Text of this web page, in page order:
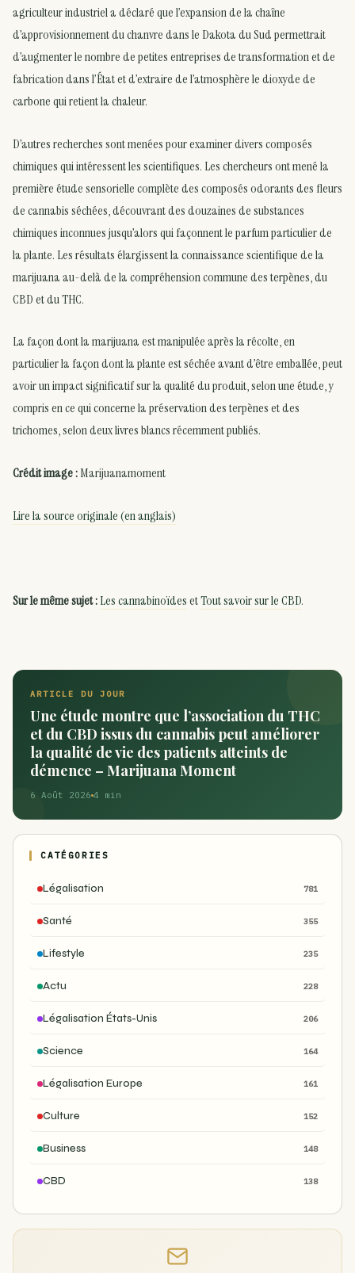
agriculteur industriel a déclaré que l’expansion de la chaîne
d’approvisionnement du chanvre dans le Dakota du Sud permettrait
d’augmenter le nombre de petites entreprises de transformation et de
fabrication dans l’État et d’extraire de l’atmosphère le dioxyde de
carbone qui retient la chaleur.
D’autres recherches sont menées pour examiner divers composés
chimiques qui intéressent les scientifiques. Les chercheurs ont mené la
première étude sensorielle complète des composés odorants des fleurs
de cannabis séchées, découvrant des douzaines de substances
chimiques inconnues jusqu’alors qui façonnent le parfum particulier de
la plante. Les résultats élargissent la connaissance scientifique de la
marijuana au-delà de la compréhension commune des terpènes, du
CBD et du THC.
La façon dont la marijuana est manipulée après la récolte, en
particulier la façon dont la plante est séchée avant d’être emballée, peut
avoir un impact significatif sur la qualité du produit, selon une étude, y
compris en ce qui concerne la préservation des terpènes et des
trichomes, selon deux livres blancs récemment publiés.
Crédit image :Marijuanamoment
Lire la source originale (en anglais)
Sur le même sujet :Les cannabinoïdesetTout savoir sur le CBD.
ARTICLE DU JOUR
Une étude montre que l’association du THC
et du CBD issus du cannabis peut améliorer
la qualité de vie des patients atteints de
démence – Marijuana Moment
6 Août 2026 4 min
CATÉGORIES
Légalisation 781
Santé 355
Lifestyle 235
Actu 228
Légalisation États-Unis 206
Science 164
Légalisation Europe 161
Culture 152
Business 148
CBD 138